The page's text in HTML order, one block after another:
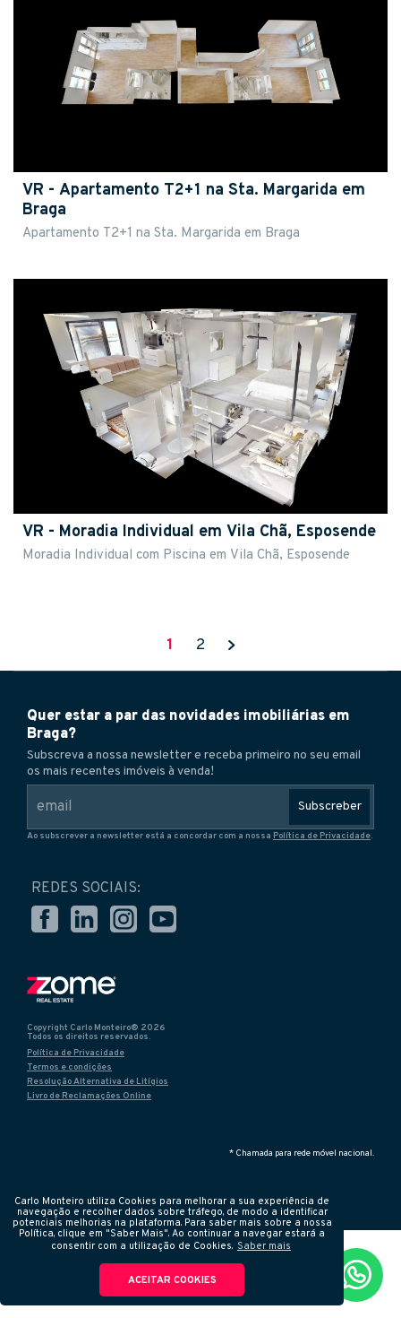
Carlo Monteiro utiliza Cookies para melhorar a sua experiência de
navegação e recolher dados sobre tráfego, de modo a identificar
potenciais melhorias na plataforma. Para saber mais sobre a nossa
Política, clique em "Saber Mais". Ao continuar a navegar estará a
consentir com a utilização de Cookies. Saber mais
ACEITAR COOKIES
VR - Apartamento T2+1 na Sta. Margarida em
Braga
Apartamento T2+1 na Sta. Margarida em Braga
VR - Moradia Individual em Vila Chã, Esposende
Moradia Individual com Piscina em Vila Chã, Esposende
1 2 
Quer estar a par das novidades imobiliárias em
Braga?
Subscreva a nossa newsletter e receba primeiro no seu email
os mais recentes imóveis à venda!
Subscreber
Ao subscrever a newsletter está a concordar com a nossa Política de Privacidade.
REDES SOCIAIS:
Copyright Carlo Monteiro® 2026
Todos os direitos reservados.
Política de Privacidade
Termos e condições
Resolução Alternativa de Litígios
Livro de Reclamações Online
* Chamada para rede móvel nacional.